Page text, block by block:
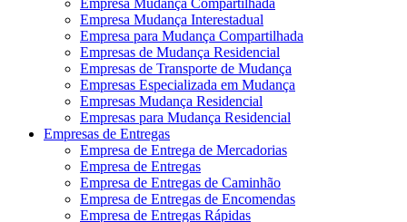
Empresa Mudança Compartilhada
Empresa Mudança Interestadual
Empresa para Mudança Compartilhada
Empresas de Mudança Residencial
Empresas de Transporte de Mudança
Empresas Especializada em Mudança
Empresas Mudança Residencial
Empresas para Mudança Residencial
Empresas de Entregas
Empresa de Entrega de Mercadorias
Empresa de Entregas
Empresa de Entregas de Caminhão
Empresa de Entregas de Encomendas
Empresa de Entregas Rápidas